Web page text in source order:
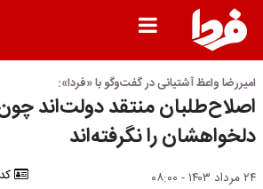
امیررضا واعظ آشتیانی در گفت‌وگو با «فردا»:
اصلاح‌طلبان منتقد دولت‌اند
دلخواهشان را نگرفته‌اند
۲۴ مرداد ۱۴۰۳ - ۰۸:۰۰ کد